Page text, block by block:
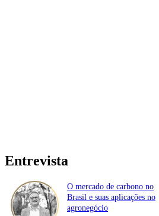
Entrevista
O mercado de carbono no
Brasil e suas aplicações no
agronegócio